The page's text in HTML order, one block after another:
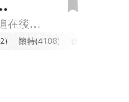
🔸新藥研發族群上漲，生技回溫資金點火 盤中新藥股整體勁揚3.08%，主要由權值股藥華藥穩步走高領軍，泰福-KY也緊追在後，顯示市場對具備實質產品與進度的新藥標的關注度提升。儘管盤面有益得重挫7.76
懷特(4108)